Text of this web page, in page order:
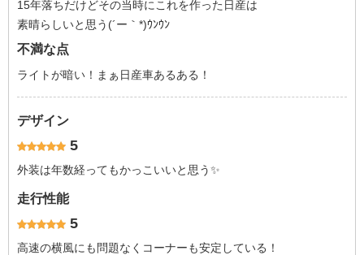
15年落ちだけどその当時にこれを作った日産は
素晴らしいと思う(´ー｀*)ｳﾝｳﾝ
不満な点
ライトが暗い！まぁ日産車あるある！
デザイン
5
外装は年数経ってもかっこいいと思う✨
走行性能
5
高速の横風にも問題なくコーナーも安定している！